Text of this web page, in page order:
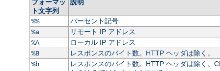
フォーマッ
ト文字列
説明
%%
パーセント記号
%a
リモート IP アドレス
%A
ローカル IP アドレス
%B
レスポンスのバイト数。HTTP ヘッダは除く。
%b
レスポンスのバイト数。HTTP ヘッダは除く。